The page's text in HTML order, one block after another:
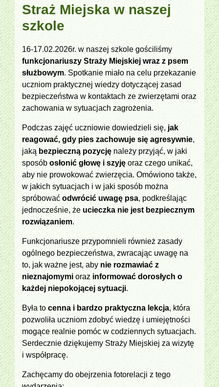
Straż Miejska w naszej
szkole
16-17.02.2026r. w naszej szkole gościliśmy
funkcjonariuszy Straży Miejskiej wraz z psem
służbowym. Spotkanie miało na celu przekazanie
uczniom praktycznej wiedzy dotyczącej zasad
bezpieczeństwa w kontaktach ze zwierzętami oraz
zachowania w sytuacjach zagrożenia.
Podczas zajęć uczniowie dowiedzieli się, jak
reagować, gdy pies zachowuje się agresywnie,
jaką bezpieczną pozycję należy przyjąć, w jaki
sposób osłonić głowę i szyję oraz czego unikać,
aby nie prowokować zwierzęcia. Omówiono także,
w jakich sytuacjach i w jaki sposób można
spróbować odwrócić uwagę psa, podkreślając
jednocześnie, że ucieczka nie jest bezpiecznym
rozwiązaniem.
Funkcjonariusze przypomnieli również zasady
ogólnego bezpieczeństwa, zwracając uwagę na
to, jak ważne jest, aby nie rozmawiać z
nieznajomymi oraz informować dorosłych o
każdej niepokojącej sytuacji.
Była to cenna i bardzo praktyczna lekcja, która
pozwoliła uczniom zdobyć wiedzę i umiejętności
mogące realnie pomóc w codziennych sytuacjach.
Serdecznie dziękujemy Straży Miejskiej za wizytę
i współpracę.
Zachęcamy do obejrzenia fotorelacji z tego